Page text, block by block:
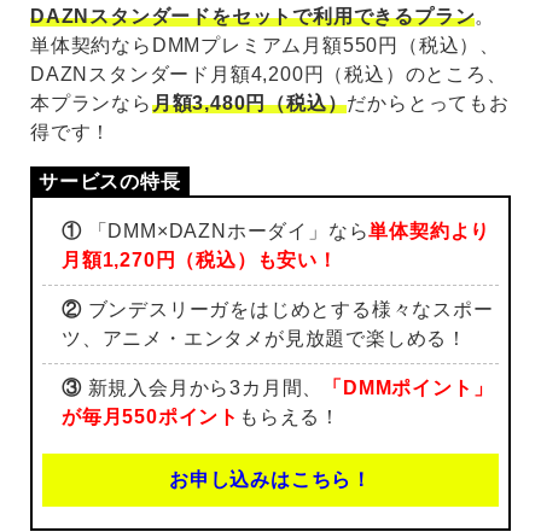
DAZNスタンダードをセットで利用できるプラン。
単体契約ならDMMプレミアム月額550円（税込）、
DAZNスタンダード月額4,200円（税込）のところ、
本プランなら月額3,480円（税込）だからとってもお
得です！
①「DMM×DAZNホーダイ」なら単体契約より
月額1,270円（税込）も安い！
②ブンデスリーガをはじめとする様々なスポー
ツ、アニメ・エンタメが見放題で楽しめる！
③新規入会月から3カ月間、
「DMMポイント」
が毎月550ポイント もらえる！
お申し込みはこちら！